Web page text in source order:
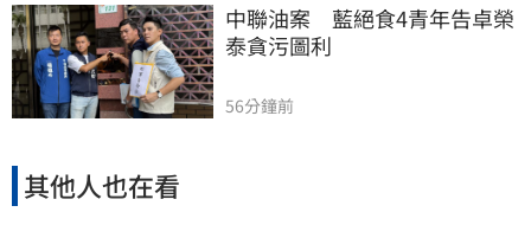
中聯油案　藍絕食4青年告卓榮
泰貪污圖利
56分鐘前
其他人也在看